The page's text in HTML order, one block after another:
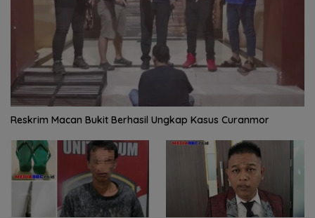
Reskrim Macan Bukit Berhasil Ungkap Kasus Curanmor